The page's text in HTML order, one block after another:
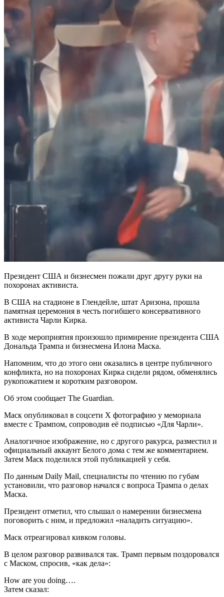
Президент США и бизнесмен пожали друг другу руки на
похоронах активиста.
В США на стадионе в Глендейле, штат Аризона, прошла
памятная церемония в честь погибшего консервативного
активиста Чарли Кирка.
В ходе мероприятия произошло примирение президента США
Дональда Трампа и бизнесмена Илона Маска.
Напомним, что до этого они оказались в центре публичного
конфликта, но на похоронах Кирка сидели рядом, обменялись
рукопожатием и коротким разговором.
Об этом сообщает The Guardian.
Маск опубликовал в соцсети X фотографию у мемориала
вместе с Трампом, сопроводив её подписью «Для Чарли».
Аналогичное изображение, но с другого ракурса, разместил и
официальный аккаунт Белого дома с тем же комментарием.
Затем Маск поделился этой публикацией у себя.
По данным Daily Mail, специалисты по чтению по губам
установили, что разговор начался с вопроса Трампа о делах
Маска.
Президент отметил, что слышал о намерении бизнесмена
поговорить с ним, и предложил «наладить ситуацию».
Маск отреагировал кивком головы.
В целом разговор развивался так. Трамп первым поздоровался
с Маском, спросив, «как дела»:
How are you doing….
Затем сказал: